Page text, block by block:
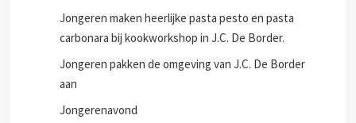
Jongeren maken heerlijke pasta pesto en pasta
carbonara bij kookworkshop in J.C. De Border.
Jongeren pakken de omgeving van J.C. De Border
aan
Jongerenavond